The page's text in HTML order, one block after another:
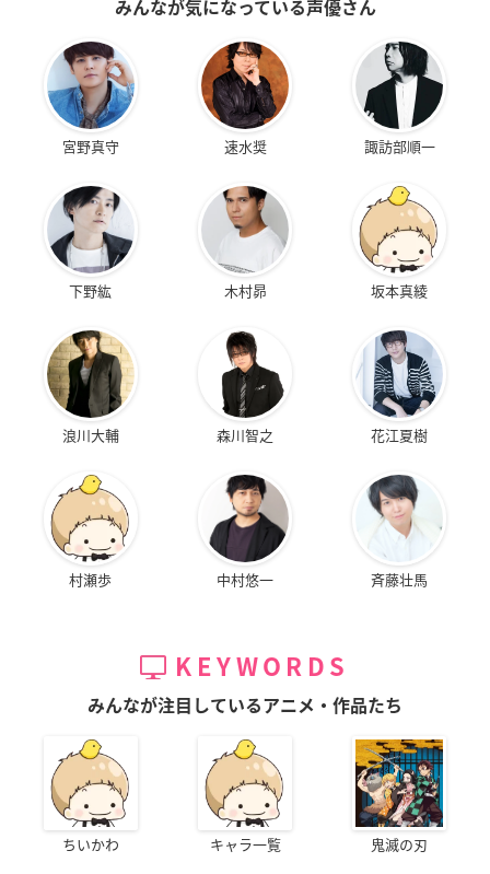
みんなが気になっている声優さん
宮野真守 速水奨 諏訪部順一
下野紘 木村昴 坂本真綾
浪川大輔 森川智之 花江夏樹
村瀬歩 中村悠一 斉藤壮馬
KEYWORDS
みんなが注目しているアニメ・作品たち
ちいかわ キャラ一覧 鬼滅の刃